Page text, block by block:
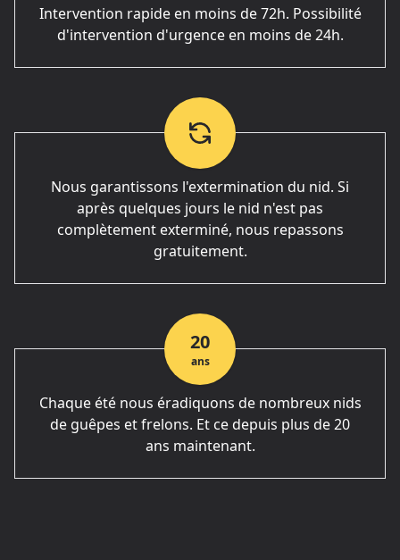
Intervention rapide en moins de 72h. Possibilité
d'intervention d'urgence en moins de 24h.
Nous garantissons l'extermination du nid. Si
après quelques jours le nid n'est pas
complètement exterminé, nous repassons
gratuitement.
20
ans
Chaque été nous éradiquons de nombreux nids
de guêpes et frelons. Et ce depuis plus de 20
ans maintenant.